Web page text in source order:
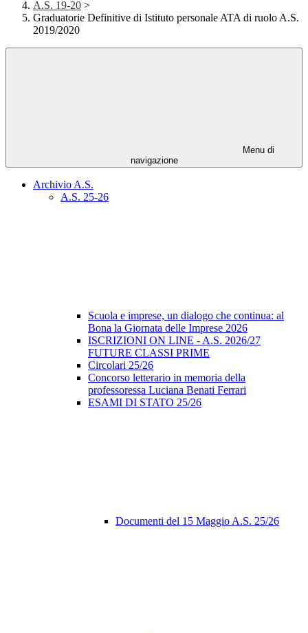
A.S. 19-20 >
Graduatorie Definitive di Istituto personale ATA di ruolo A.S.
2019/2020
Menu di
navigazione
Archivio A.S.
A.S. 25-26
Scuola e imprese, un dialogo che continua: al
Bona la Giornata delle Imprese 2026
ISCRIZIONI ON LINE - A.S. 2026/27
FUTURE CLASSI PRIME
Circolari 25/26
Concorso letterario in memoria della
professoressa Luciana Benati Ferrari
ESAMI DI STATO 25/26
Documenti del 15 Maggio A.S. 25/26